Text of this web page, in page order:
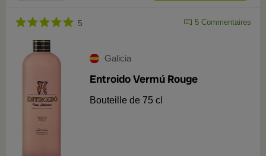
5 5 Commentaires
Galicia
Entroido Vermú Rouge
Bouteille de 75 cl